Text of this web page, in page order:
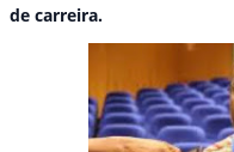
de carreira.